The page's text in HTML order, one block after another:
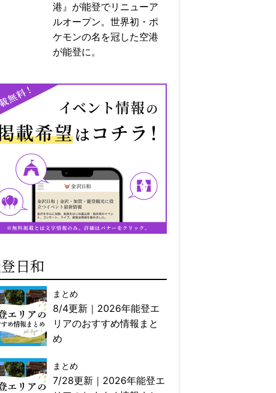
港』が能登でリニューア
ルオープン。世界初・ポ
ケモンの名を冠した空港
が能登に。
日和
まとめ
8/4更新｜2026年能登エ
リアのおすすめ情報まと
め
まとめ
7/28更新｜2026年能登エ